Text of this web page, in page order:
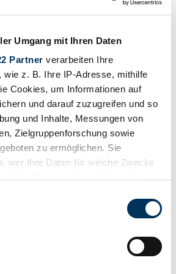
Umgang mit Ihren Daten
Partner verarbeiten Ihre
wie z. B. Ihre IP-Adresse, mithilfe
Cookies, um Informationen auf
und darauf zuzugreifen und so
und Inhalte, Messungen von
Zielgruppenforschung sowie
zu ermöglichen. Sie
wer Ihre Daten für welche Zwecke
oder widerrufen
über Ihre geografische Lage
07:23:28